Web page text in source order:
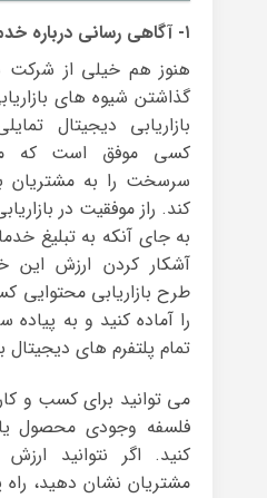
۱- آگاهی رسانی درباره خدمات و محصولات
هنوز هم خیلی از شرکت
گذاشتن شیوه های
بازاریابی دیجیتال
کسی موفق است که
سرسخت را به مشتریان
کند. راز موفقیت در
به جای آنکه به تبلیغ
آشکار کردن ارزش این
طرح بازاریابی محتوایی
را آماده کنید و به
تمام پلتفرم های دیجیتال
می توانید برای کسب و
فلسفه وجودی محصول
کنید. اگر نتوانید
مشتریان نشان دهید، راه